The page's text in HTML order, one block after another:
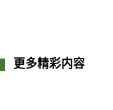
更多精彩内容